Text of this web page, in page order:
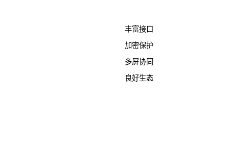
丰富接口
加密保护
多屏协同
良好生态